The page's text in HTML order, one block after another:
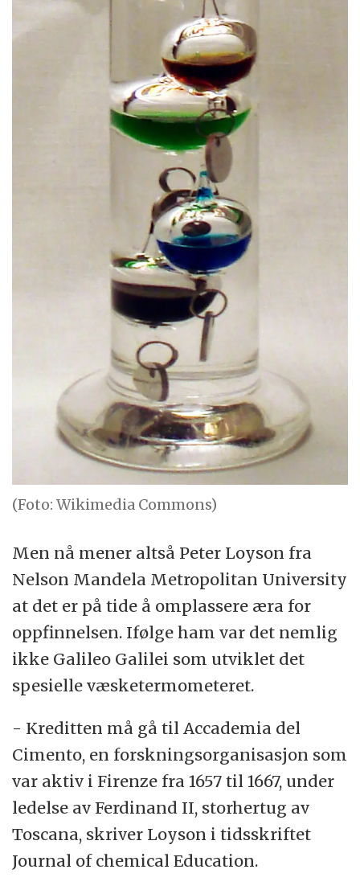
(Foto: Wikimedia Commons)
Men nå mener altså Peter Loyson fra
Nelson Mandela Metropolitan University
at det er på tide å omplassere æra for
oppfinnelsen. Ifølge ham var det nemlig
ikke Galileo Galilei som utviklet det
spesielle væsketermometeret.
- Kreditten må gå til Accademia del
Cimento, en forskningsorganisasjon som
var aktiv i Firenze fra 1657 til 1667, under
ledelse av Ferdinand II, storhertug av
Toscana, skriver Loyson i tidsskriftet
Journal of chemical Education.